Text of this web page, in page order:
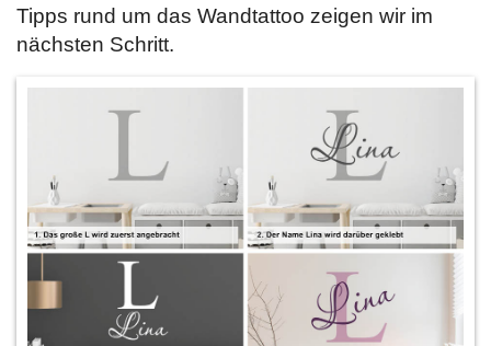
Tipps rund um das Wandtattoo zeigen wir im
nächsten Schritt.